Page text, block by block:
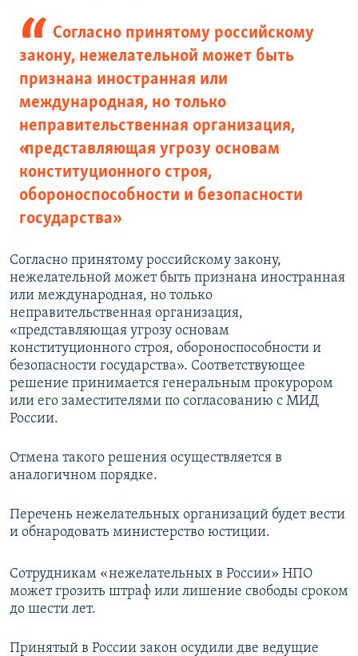
Согласно принятому российскому
закону, нежелательной может быть
признана иностранная или
международная, но только
неправительственная организация,
«представляющая угрозу основам
конституционного строя,
обороноспособности и безопасности
государства»
Согласно принятому российскому закону,
нежелательной может быть признана иностранная
или международная, но только
неправительственная организация,
«представляющая угрозу основам
конституционного строя, обороноспособности и
безопасности государства». Соответствующее
решение принимается генеральным прокурором
или его заместителями по согласованию с МИД
России.
Отмена такого решения осуществляется в
аналогичном порядке.
Перечень нежелательных организаций будет вести
и обнародовать министерство юстиции.
Сотрудникам «нежелательных в России» НПО
может грозить штраф или лишение свободы сроком
до шести лет.
Принятый в России закон осудили две ведущие